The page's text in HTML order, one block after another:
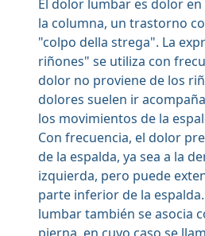
El dolor lumbar es dolor
la columna, un trastorno
"colpo della strega". La
riñones" se utiliza con
dolor no proviene de los
dolores suelen ir
los movimientos de la
Con frecuencia, el dolor
de la espalda, ya sea a la
izquierda, pero puede
parte inferior de la
lumbar también se asocia